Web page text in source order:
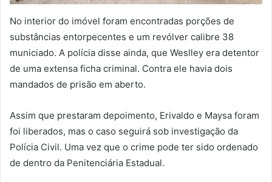
No interior do imóvel foram encontradas porções de
substâncias entorpecentes e um revólver calibre 38
municiado. A polícia disse ainda, que Weslley era detentor
de uma extensa ficha criminal. Contra ele havia dois
mandados de prisão em aberto.
Assim que prestaram depoimento, Erivaldo e Maysa foram
foi liberados, mas o caso seguirá sob investigação da
Polícia Civil. Uma vez que o crime pode ter sido ordenado
de dentro da Penitenciária Estadual.